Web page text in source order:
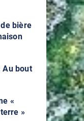
bière
Au bout
«
»